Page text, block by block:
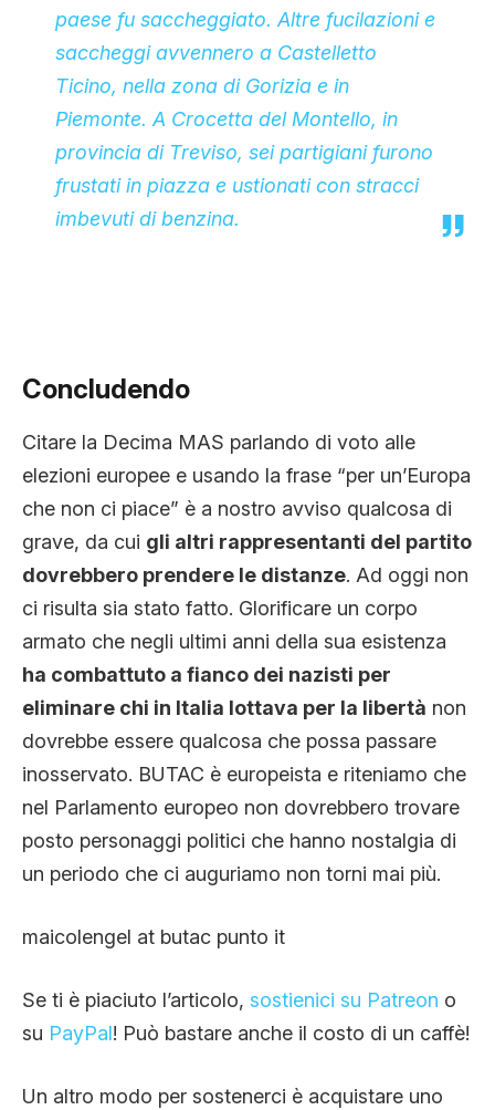
paese fu saccheggiato. Altre fucilazioni e
saccheggi avvennero a Castelletto
Ticino, nella zona di Gorizia e in
Piemonte. A Crocetta del Montello, in
provincia di Treviso, sei partigiani furono
frustati in piazza e ustionati con stracci
imbevuti di benzina.
Concludendo
Citare la Decima MAS parlando di voto alle
elezioni europee e usando la frase “per un’Europa
che non ci piace” è a nostro avviso qualcosa di
grave, da cui gli altri rappresentanti del partito
dovrebbero prendere le distanze. Ad oggi non
ci risulta sia stato fatto. Glorificare un corpo
armato che negli ultimi anni della sua esistenza
ha combattuto a fianco dei nazisti per
eliminare chi in Italia lottava per la libertà non
dovrebbe essere qualcosa che possa passare
inosservato. BUTAC è europeista e riteniamo che
nel Parlamento europeo non dovrebbero trovare
posto personaggi politici che hanno nostalgia di
un periodo che ci auguriamo non torni mai più.
maicolengel at butac punto it
Se ti è piaciuto l’articolo, sostienici su Patreon o
su PayPal! Può bastare anche il costo di un caffè!
Un altro modo per sostenerci è acquistare uno